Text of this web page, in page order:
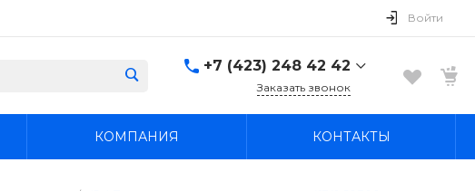
Войти
+7 (423) 248 42 42
Надеждинский район, п.
Заказать звонок
КОМПАНИЯ КОНТАКТЫ